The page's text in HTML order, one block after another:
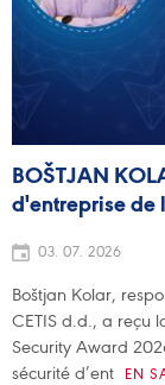
BOŠTJAN
d'entreprise de
03. 07. 2026
Boštjan Kolar,
CETIS d.d., a reçu
Security Award
sécurité d’ent
EN